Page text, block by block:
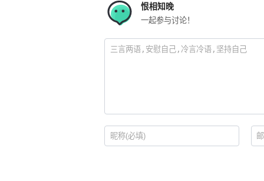
恨相知晚
一起参与讨论！